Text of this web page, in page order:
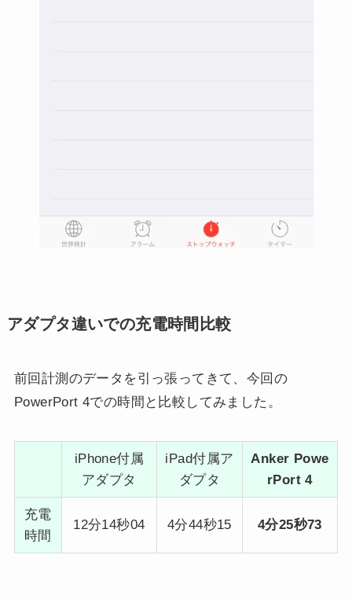
アダプタ違いでの充電時間比較
前回計測のデータを引っ張ってきて、今回の
PowerPort 4での時間と比較してみました。
iPhone付属
アダプタ
iPad付属ア
ダプタ
Anker Powe
rPort 4
充電
時間
12分14秒04 4分44秒15 4分25秒73